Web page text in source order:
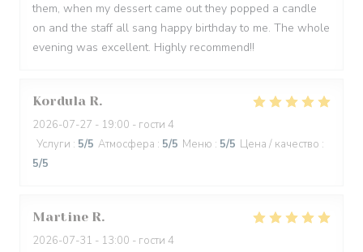
them, when my dessert came out they popped a candle
on and the staff all sang happy birthday to me. The whole
evening was excellent. Highly recommend!!
Kordula R
2026-07-27 - 19:00 - гости 4
Услуги : 5/5 Атмосфера : 5/5 Меню : 5/5 Цена / качество :
5/5
Martine R
2026-07-31 - 13:00 - гости 4